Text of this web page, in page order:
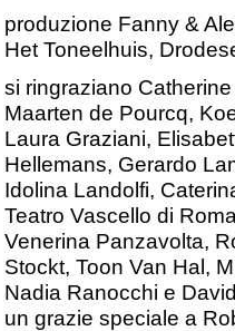
produzione Fanny &
Het Toneelhuis,
si ringraziano
Maarten de Pourcq,
Laura Graziani,
Hellemans, Gerardo
Idolina Landolfi,
Teatro Vascello di
Venerina Panzavolta,
Stockt, Toon Van Hal,
Nadia Ranocchi e
un grazie speciale a